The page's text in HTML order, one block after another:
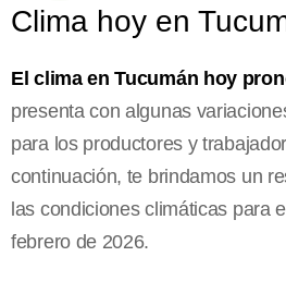
Clima hoy en
El clima en Tucumán hoy
presenta con algunas
para los productores y
continuación, te brindamos un
las condiciones climáticas para
febrero de 2026.